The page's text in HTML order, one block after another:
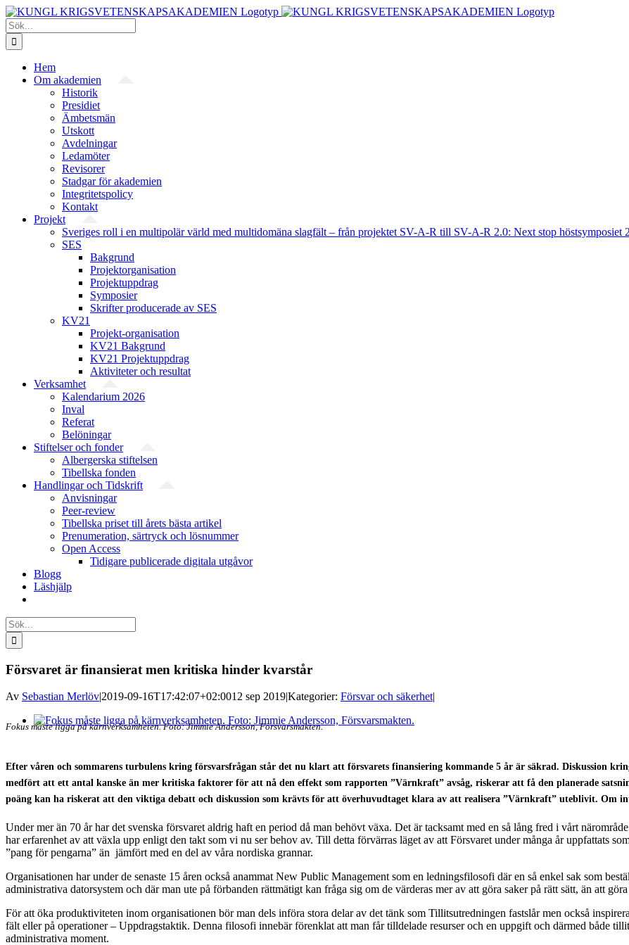
Fortsätt
till
innehållet
Sök
efter:
Hem
Om akademien
Historik
Presidiet
Ämbetsmän
Utskott
Avdelningar
Ledamöter
Revisorer
Stadgar för akademien
Integritetspolicy
Kontakt
Projekt
Sveriges roll i en multipolär värld med multidomäna slagfält – från projektet SV-A-R till SV-A-R 2.0: Next stop höstsymposiet
SES
Bakgrund
Projekt­organisation
Projektuppdrag
Symposier
Skrifter producerade av SES
KV21
Projekt-organisation
KV21 Bakgrund
KV21 Projektuppdrag
Aktiviteter och resultat
Verksamhet
Kalendarium 2026
Inval
Referat
Belöningar
Stiftelser och fonder
Albergerska stiftelsen
Tibellska fonden
Handlingar och Tidskrift
Anvisningar
Peer-review
Tibellska priset till årets bästa artikel
Prenumeration, särtryck och lösnummer
Open Access
Tidigare publicerade digitala utgåvor
Blogg
Läshjälp
Sök
efter:
Försvaret är finansierat men kritiska hinder kvarstår
Av Sebastian Merlöv|2019-09-16T17:42:07+02:0012 sep 2019|Kategorier: Försvar och säkerhet|
Visa
större
Fokus måste ligga på kärnverksamheten. Foto: Jimmie Andersson, Försvarsmakten.
Efter våren och sommarens turbulens kring försvarsfrågan står det nu klart att försvarets finansiering kommande 5 år är säkrad. Diskussion
medfört att ett antal kanske än mer kritiska faktorer för att nå den effekt som rapporten ”Värnkraft” avsåg, riskerar att få den planerade
poäng kan ha riskerat att den viktiga debatt och diskussion som krävts för att överhuvudtaget klara av att realisera ”Värnkraft” uteblivit. Om
Under mer än 70 år har det svenska försvaret aldrig haft en period då man behövt växa. Det är tacksamt med en så lång fred i vårt
har erfarenhet av att växla upp enligt den takt som vi nu ser behov av. Till detta förvärras läget av att Försvaret under många år uppfattats
”pang för pengarna” än jämfört med en del av våra nordiska grannar.
Organisationen har under de senaste 15 åren också anammat New Public Management som en ledningsfilosofi där en så enkel sak som
administrativa datorsystem och där man ute på förbanden rättmätigt kan fråga sig om de värderas mer av att göra saker på rätt sätt, än att göra
För att öka produktiviteten inom organisationen bör man dels införa stora delar av det tänk som Tillitsutredningen fastslår men också
fält eller på operationer – Uppdragstaktik. Denna filosofi innebär förenklat att man får tilldelade resurser och en uppgift och därmed både
administrativa moment.